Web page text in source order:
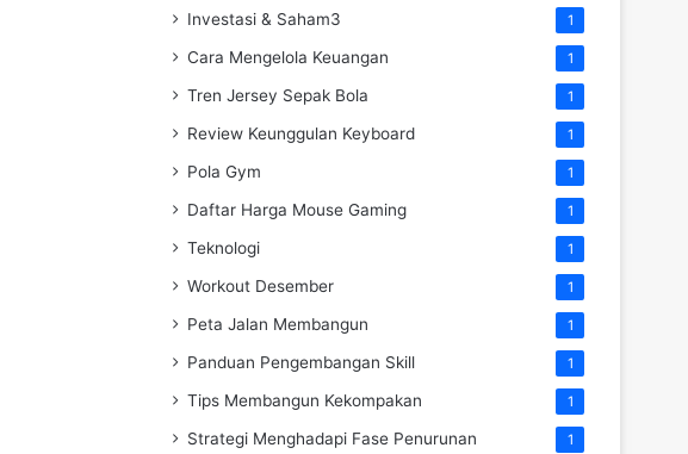
Investasi & Saham3 1
Cara Mengelola Keuangan 1
Tren Jersey Sepak Bola 1
Review Keunggulan Keyboard 1
Pola Gym 1
Daftar Harga Mouse Gaming 1
Teknologi 1
Workout Desember 1
Peta Jalan Membangun 1
Panduan Pengembangan Skill 1
Tips Membangun Kekompakan 1
Strategi Menghadapi Fase Penurunan 1